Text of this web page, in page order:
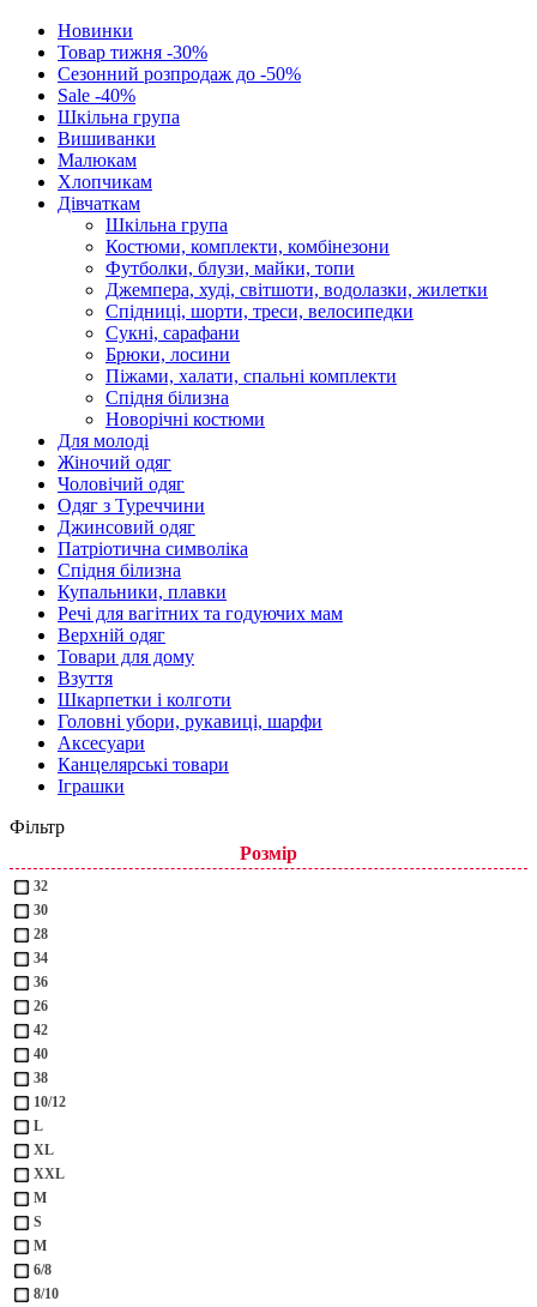
Новинки
Товар тижня -30%
Сезонний розпродаж до -50%
Sale -40%
Шкільна група
Вишиванки
Малюкам
Хлопчикам
Дівчаткам
Шкільна група
Костюми, комплекти, комбінезони
Футболки, блузи, майки, топи
Джемпера, худі, світшоти, водолазки, жилетки
Спідниці, шорти, треси, велосипедки
Сукні, сарафани
Брюки, лосини
Піжами, халати, спальні комплекти
Спідня білизна
Новорічні костюми
Для молоді
Жіночий одяг
Чоловічий одяг
Одяг з Туреччини
Джинсовий одяг
Патріотична символіка
Спідня білизна
Купальники, плавки
Речі для вагітних та годуючих мам
Верхній одяг
Товари для дому
Взуття
Шкарпетки і колготи
Головні убори, рукавиці, шарфи
Аксесуари
Канцелярські товари
Іграшки
Фільтр
Розмір
32
30
28
34
36
26
42
40
38
10/12
L
XL
XXL
М
S
M
6/8
8/10